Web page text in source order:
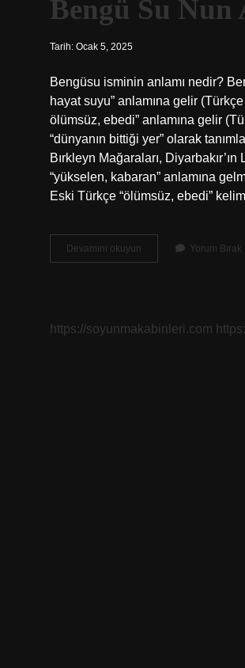
Bengü Su Nun
Tarih: Ocak 5, 2025
Bengüsu isminin anlamı nedir?
hayat suyu” anlamına gelir
ölümsüz, ebedi” anlamına gelir
“dünyanın bittiği yer” olarak
Bırkleyn Mağaraları,
“yükselen, kabaran” anlamına
Eski Türkçe “ölümsüz, ebedi”
Devamını okuyun
Su
Yorum Bırak
https://soyunmakabinleri.com